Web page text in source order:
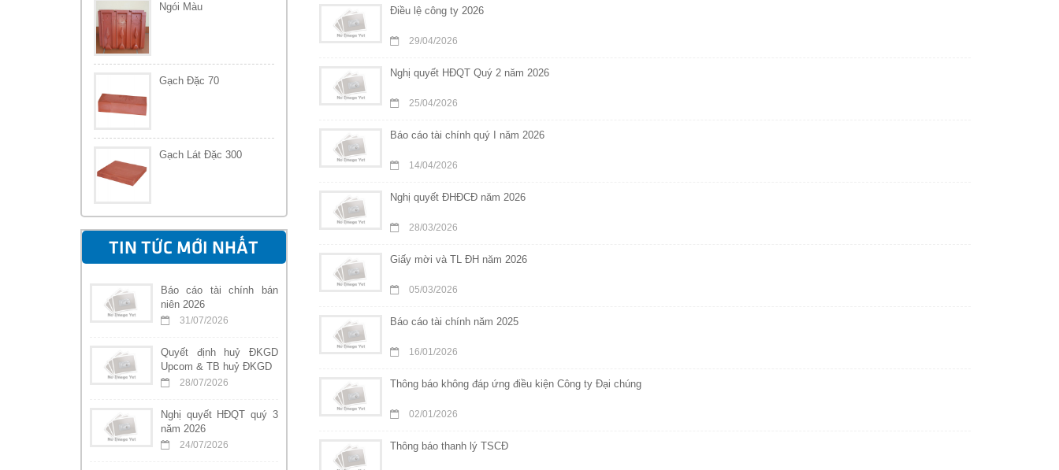
Ngói Màu
Gạch Đặc 70
Gạch Lát Đặc 300
TIN TỨC MỚI NHẤT
Báo cáo tài chính bán
niên 2026
31/07/2026
Quyết định huỷ ĐKGD
Upcom & TB huỷ ĐKGD
28/07/2026
Nghị quyết HĐQT quý 3
năm 2026
24/07/2026
Điều lệ công ty 2026
29/04/2026
Nghị quyết HĐQT Quý 2 năm 2026
25/04/2026
Báo cáo tài chính quý I năm 2026
14/04/2026
Nghị quyết ĐHĐCĐ năm 2026
28/03/2026
Giấy mời và TL ĐH năm 2026
05/03/2026
Báo cáo tài chính năm 2025
16/01/2026
Thông báo không đáp ứng điều kiện Công ty Đại chúng
02/01/2026
Thông báo thanh lý TSCĐ